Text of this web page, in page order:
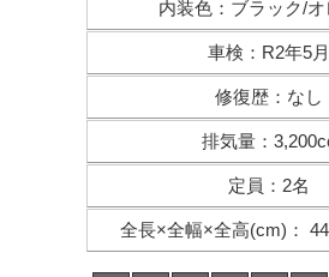
内装色 ： ブラック/
車検 ： R2年5月
修復歴 ： なし
排気量 ：
定員 ： 2名
全長×全幅×全高(cm) ：